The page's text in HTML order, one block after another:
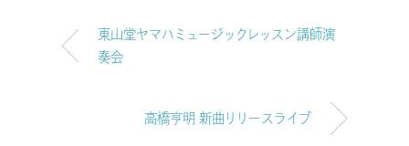
東山堂ヤマハミュージックレッスン講師演
奏会
高橋亨明 新曲リリースライブ